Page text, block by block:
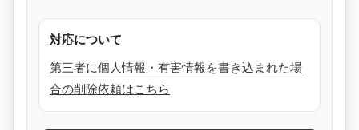
対応について
第三者に個人情報・有害情報を書き込まれた場
合の削除依頼はこちら